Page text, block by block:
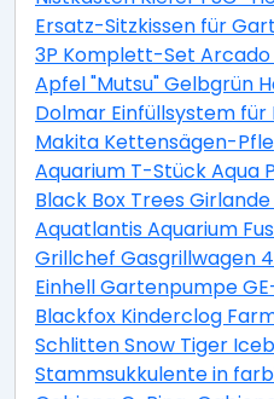
Ersatz-Sitzkissen für
3P Komplett-Set Arcado
Apfel "Mutsu" Gelbgrün
Dolmar Einfüllsystem
Makita Kettensägen-
Aquarium T-Stück Aqua
Black Box Trees
Aquatlantis Aquarium
Grillchef Gasgrillwagen
Einhell Gartenpumpe
Blackfox Kinderclog
Schlitten Snow Tiger
Stammsukkulente in